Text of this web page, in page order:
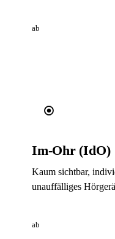
ab
Im-Ohr (IdO)
Kaum sichtbar,
unauffälliges
ab